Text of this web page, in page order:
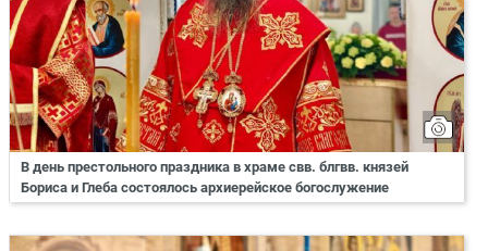
В день престольного праздника в храме свв. блгвв. князей
Бориса и Глеба состоялось архиерейское богослужение